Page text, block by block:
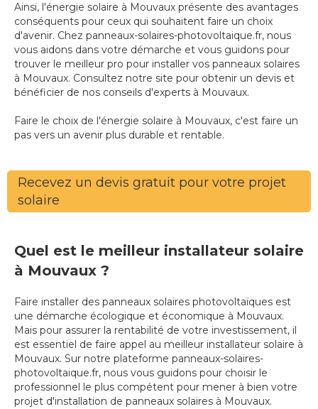
Ainsi, l'énergie solaire à Mouvaux présente des avantages
conséquents pour ceux qui souhaitent faire un choix
d'avenir. Chez panneaux-solaires-photovoltaique.fr, nous
vous aidons dans votre démarche et vous guidons pour
trouver le meilleur pro pour installer vos panneaux solaires
à Mouvaux. Consultez notre site pour obtenir un devis et
bénéficier de nos conseils d'experts à Mouvaux.
Faire le choix de l'énergie solaire à Mouvaux, c'est faire un
pas vers un avenir plus durable et rentable.
Recevez un devis gratuit pour votre projet
solaire
Quel est le meilleur installateur solaire
à Mouvaux ?
Faire installer des panneaux solaires photovoltaïques est
une démarche écologique et économique à Mouvaux.
Mais pour assurer la rentabilité de votre investissement, il
est essentiel de faire appel au meilleur installateur solaire à
Mouvaux. Sur notre plateforme panneaux-solaires-
photovoltaique.fr, nous vous guidons pour choisir le
professionnel le plus compétent pour mener à bien votre
projet d'installation de panneaux solaires à Mouvaux.